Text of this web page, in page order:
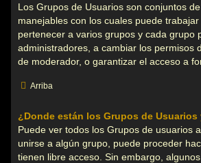
Los Grupos de Usuarios son conjuntos
manejables con los cuales puede
pertenecer a varios grupos y cada grupo
administradores, a cambiar los permisos
de moderador, o garantizar el acceso a
Arriba
¿Donde están los Grupos de
Puede ver todos los Grupos de usuarios
unirse a algún grupo, puede proceder
tienen libre acceso. Sin embargo,